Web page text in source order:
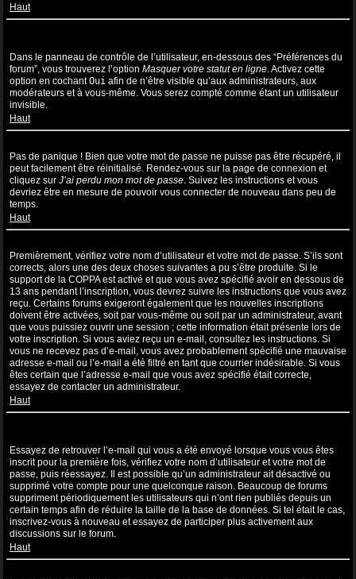
Haut
Dans le panneau de contrôle de l’utilisateur, en-dessous des “Préférences du
forum”, vous trouverez l’option Masquer votre statut en ligne. Activez cette
option en cochantOui afin de n’être visible qu’aux administrateurs, aux
modérateurs et à vous-même. Vous serez compté comme étant un utilisateur
invisible.
Haut
Pas de panique ! Bien que votre mot de passe ne puisse pas être récupéré, il
peut facilement être réinitialisé. Rendez-vous sur la page de connexion et
cliquez sur J’ai perdu mon mot de passe. Suivez les instructions et vous
devriez être en mesure de pouvoir vous connecter de nouveau dans peu de
temps.
Haut
Premièrement, vérifiez votre nom d’utilisateur et votre mot de passe. S’ils sont
corrects, alors une des deux choses suivantes a pu s’être produite. Si le
support de la COPPA est activé et que vous avez spécifié avoir en dessous de
13 ans pendant l’inscription, vous devrez suivre les instructions que vous avez
reçu. Certains forums exigeront également que les nouvelles inscriptions
doivent être activées, soit par vous-même ou soit par un administrateur, avant
que vous puissiez ouvrir une session ; cette information était présente lors de
votre inscription. Si vous aviez reçu un e-mail, consultez les instructions. Si
vous ne recevez pas d’e-mail, vous avez probablement spécifié une mauvaise
adresse e-mail ou l’e-mail a été filtré en tant que courrier indésirable. Si vous
êtes certain que l’adresse e-mail que vous avez spécifié était correcte,
essayez de contacter un administrateur.
Haut
Essayez de retrouver l’e-mail qui vous a été envoyé lorsque vous vous êtes
inscrit pour la première fois, vérifiez votre nom d’utilisateur et votre mot de
passe, puis réessayez. Il est possible qu’un administrateur ait désactivé ou
supprimé votre compte pour une quelconque raison. Beaucoup de forums
suppriment périodiquement les utilisateurs qui n’ont rien publiés depuis un
certain temps afin de réduire la taille de la base de données. Si tel était le cas,
inscrivez-vous à nouveau et essayez de participer plus activement aux
discussions sur le forum.
Haut